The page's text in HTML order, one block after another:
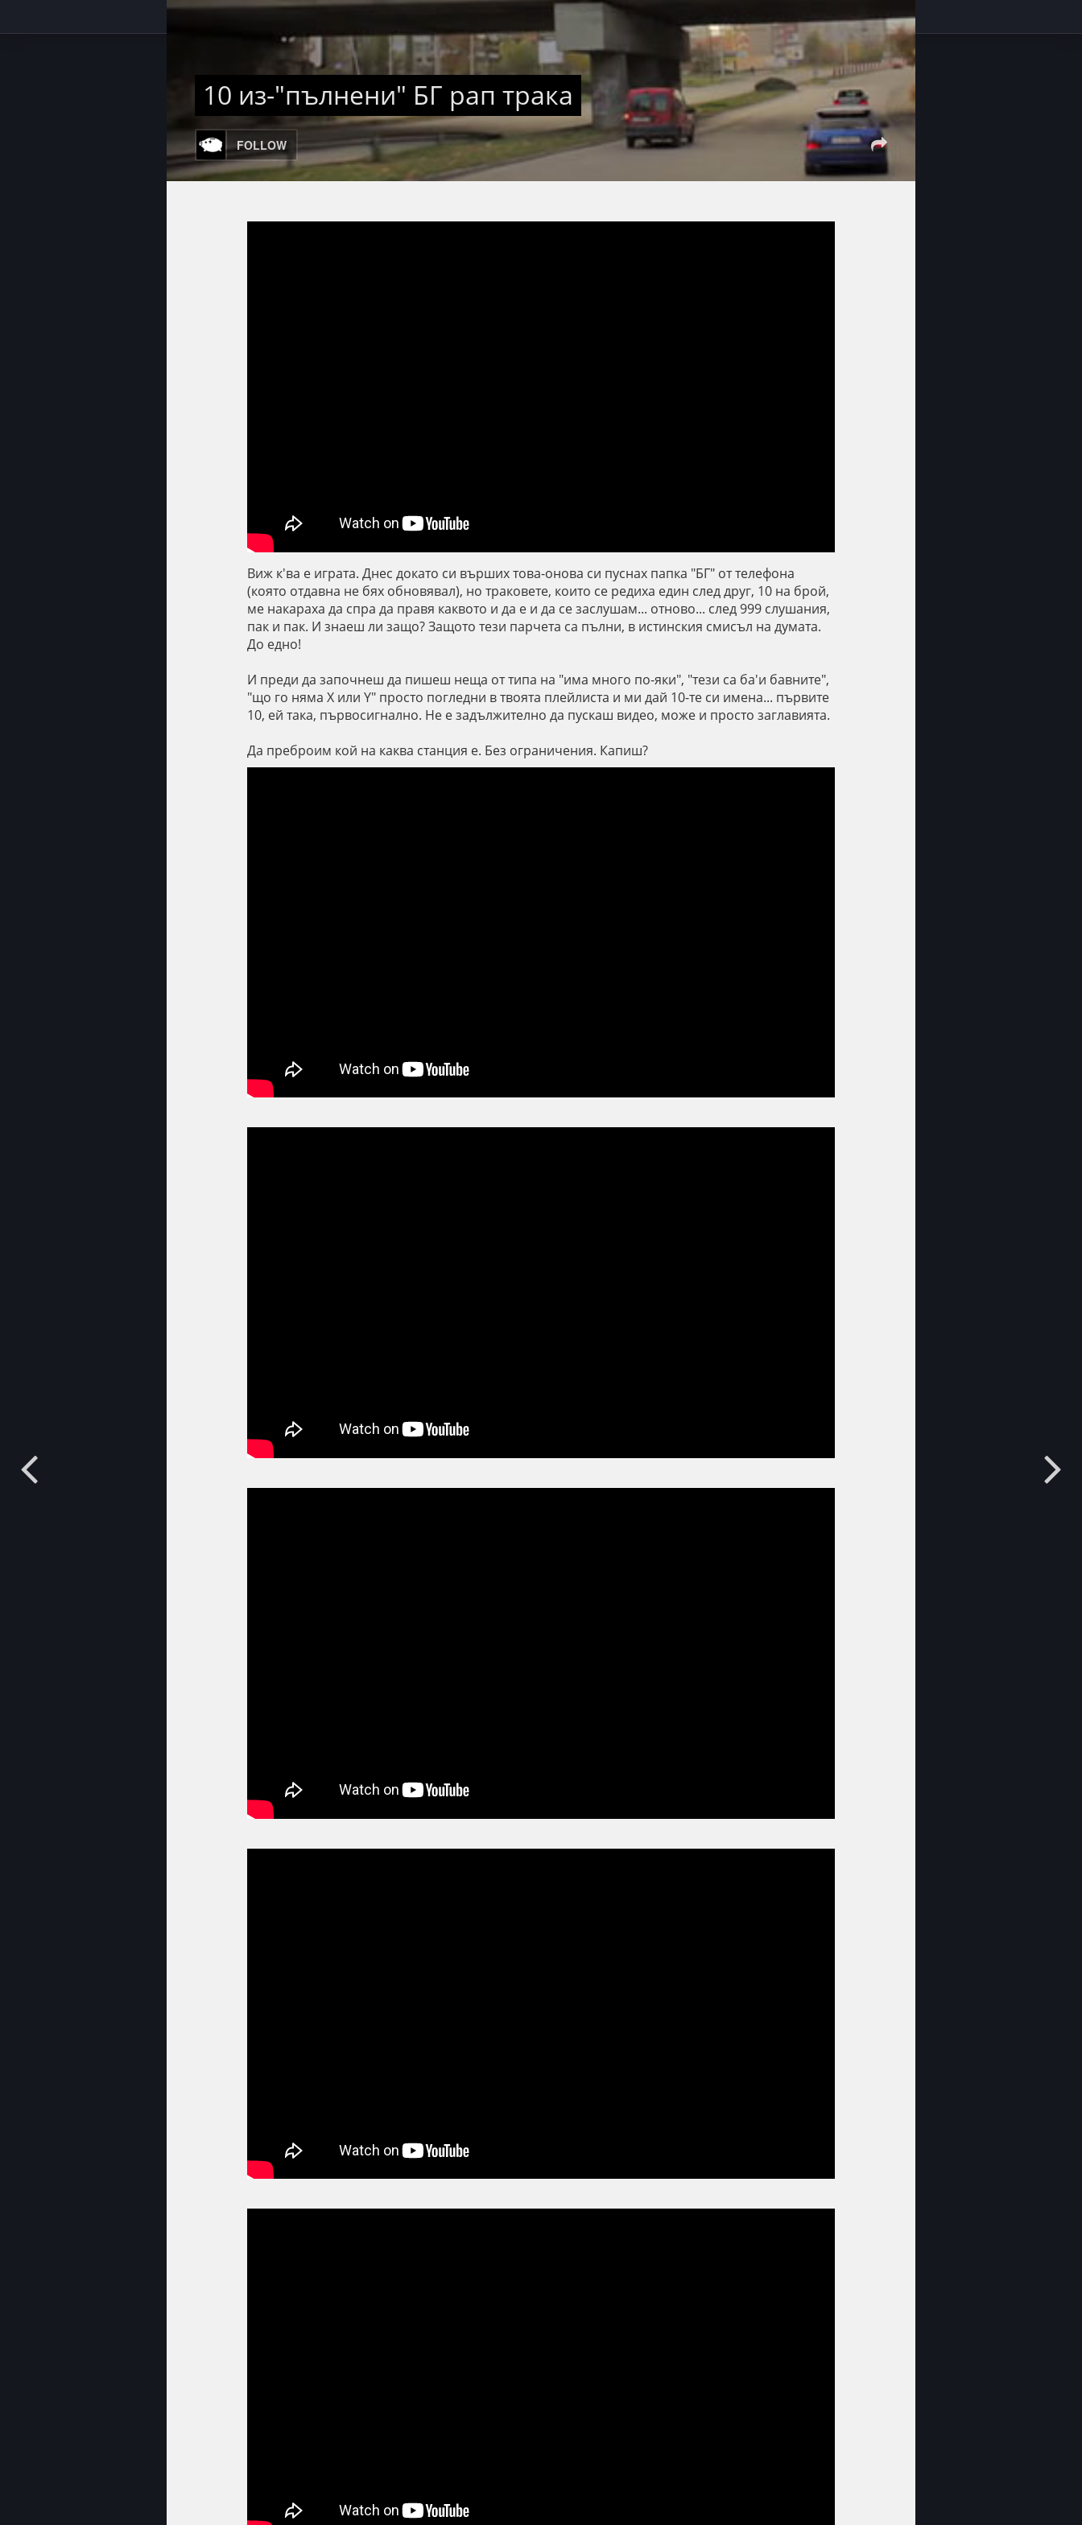
10 из-"пълнени" БГ рап трака
FOLLOW
Виж к'ва е играта. Днес докато си върших това-онова си пуснах папка "БГ" от телефона
(която отдавна не бях обновявал), но траковете, които се редиха един след друг, 10 на брой,
ме накараха да спра да правя каквото и да е и да се заслушам... отново... след 999 слушания,
пак и пак. И знаеш ли защо? Защото тези парчета са пълни, в истинския смисъл на думата.
До едно!
И преди да започнеш да пишеш неща от типа на "има много по-яки", "тези са ба'и бавните",
"що го няма Х или Y" просто погледни в твоята плейлиста и ми дай 10-те си имена... първите
10, ей така, първосигнално. Не е задължително да пускаш видео, може и просто заглавията.
Да преброим кой на каква станция е. Без ограничения. Капиш?